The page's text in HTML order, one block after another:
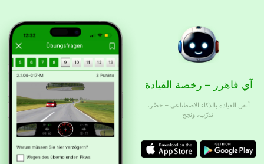
آي فاهرر – رخصة القيادة
أتقن القيادة بالذكاء الاصطناعي – حضّر،
تدرّب، ونجح!